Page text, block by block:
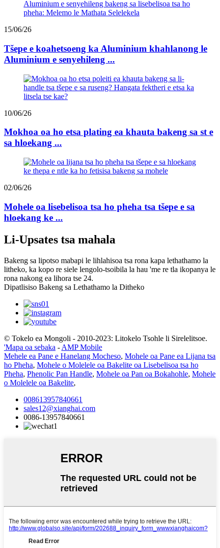
15/06/26
Tšepe e koahetsoeng ka Aluminium khahlanong le
Aluminium e senyehileng ...
10/06/26
Mokhoa oa ho etsa plating ea khauta bakeng sa st e
sa hloekang ...
02/06/26
Mohele oa lisebelisoa tsa ho pheha tsa tšepe e sa
hloekang ke ...
Li-Upsates tsa mahala
Bakeng sa lipotso mabapi le lihlahisoa tsa rona kapa lethathamo la
litheko, ka kopo re siele lengolo-tsoibila la hau 'me re tla ikopanya le
rona nakong ea lihora tse 24.
Dipatlisiso Bakeng sa Lethathamo la Ditheko
© Tokelo ea Mongoli - 2010-2023: Litokelo Tsohle li Sirelelitsoe.
'Mapa oa sebaka - AMP Mobile
Mehele ea Pane e Hanelang Mocheso, Mohele oa Pane ea Lijana tsa
ho Pheha, Mohele o Molelele oa Bakelite oa Lisebelisoa tsa ho
Pheha, Phenolic Pan Handle, Mohele oa Pan oa Bokahohle, Mohele
o Molelele oa Bakelite,
008613957840661
sales12@xianghai.com
0086-13957840661